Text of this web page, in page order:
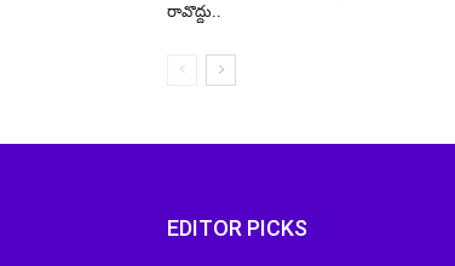
రావొద్దు..
EDITOR PICKS